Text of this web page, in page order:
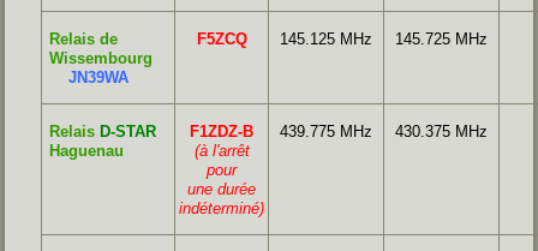
Relais de
Wissembourg
JN39WA
F5ZCQ 145.125 MHz 145.725 MHz
Relais D-STAR
Haguenau
F1ZDZ-B
(à l'arrêt
pour
une durée
indéterminé)
439.775 MHz 430.375 MHz